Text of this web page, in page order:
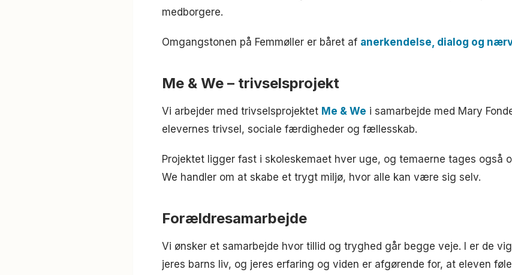
medborgere.
Omgangstonen på Femmøller er båret af anerkendelse, dialog og
Me & We – trivselsprojekt
Vi arbejder med trivselsprojektet Me & We i samarbejde med Mary
elevernes trivsel, sociale færdigheder og fællesskab.
Projektet ligger fast i skoleskemaet hver uge, og temaerne tages også
We handler om at skabe et trygt miljø, hvor alle kan være sig selv.
Forældresamarbejde
Vi ønsker et samarbejde hvor tillid og tryghed går begge veje. I er de
jeres barns liv, og jeres erfaring og viden er afgørende for, at eleven